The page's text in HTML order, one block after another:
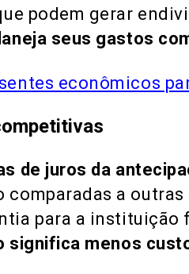
podem gerar
seus gastos
econômicos
de juros da
comparadas a
para a
significa menos